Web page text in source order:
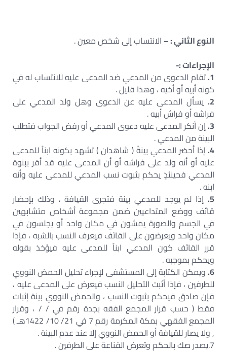
النوع الثاني : –الانتساب إلى شخص معين .
الإجراءات :-
1. تقام الدعوى من المدعي ضد المدعى عليه للانتساب له في
كونه أبيه أو أخيه ، وهذا قليل .
2. يسأل المدعى عليه عن الدعوى وهل ولد المدعي على
فراشه أو فراش أبيه .
3. إن أنكر المدعى عليه دعوى المدعي أو رفض الجواب فتطلب
البينة من المدعي .
4. إذا أحضر المدعي بينةً ( شاهدان ) تشهد بكونه ابناً للمدعى
عليه أو أنه ولد على فراشه أو أن المدعى عليه قد أقر ببنوة
المدعي فحينئذٍ يحكم بثبوت نسب المدعي للمدعى عليه وأنه
ابنه .
5. إذا لم يوجد للمدعي بينة فتجرى القيافة ، وذلك بإحضار
قائف ووضع المتداعيين ضمن مجموعة أشخاص متشابهين
في الجسم والصورة يمشون في مكان واحد أو يجلسون في
مكان واحد ويعرضون على القائف فيعرف النسب بالشبه ، فإذا
قرر القائف كون المدعي ابناً للمدعى عليه فيؤخذ بقوله
ويحكم بموجبه .
6. ويمكن الكتابة إلى المستشفى لإجراء تحليل الحمض النووي
للطرفين ، فإذا أثبت التحليل النسب فيعرض على المدعى عليه ،
فإن صادق فيحكم بثبوت النسب ، والحمض النووي بينة إثبات
فقط ( حسب قرار المجمع الفقه بجدة رقم في / / ، وقرار
المجمع الفقهي بمكة المكرمة رقم 7 في 21/ 10/ 1422هـ )
, ولا يصار للقيافة أو الحمض النووي إلا عند عدم البينة .
7.يصدر صك بالحكم وتعرض القناعة على الطرفين .